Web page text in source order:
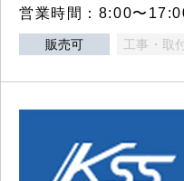
営業時間：8:00〜
販売可 工事・取